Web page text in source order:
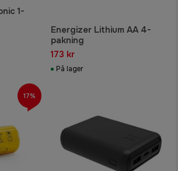
1-
Energizer Lithium AA 4-
pakning
173 kr
På lager
17%